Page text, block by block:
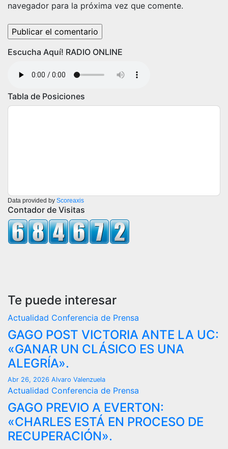
navegador para la próxima vez que comente.
Escucha Aquí! RADIO ONLINE
Tabla de Posiciones
Data provided by Scoreaxis
Contador de Visitas
Te puede interesar
Actualidad Conferencia de Prensa
GAGO POST VICTORIA ANTE LA UC:
«GANAR UN CLÁSICO ES UNA
ALEGRÍA».
Abr 26, 2026 Alvaro Valenzuela
Actualidad Conferencia de Prensa
GAGO PREVIO A EVERTON:
«CHARLES ESTÁ EN PROCESO DE
RECUPERACIÓN».